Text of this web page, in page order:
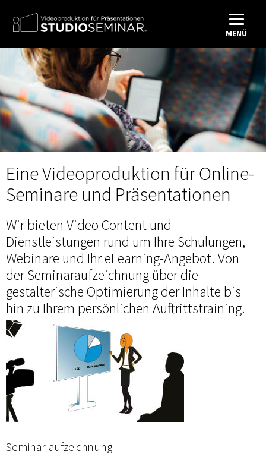
MENÜ
Eine Videoproduktion für Online-
Seminare und Präsentationen
Wir bieten Video Content und
Dienstleistungen rund um Ihre Schulungen,
Webinare und Ihr eLearning-Angebot. Von
der Seminaraufzeichnung über die
gestalterische Optimierung der Inhalte bis
hin zu Ihrem persönlichen Auftrittstraining.
Seminar-aufzeichnung